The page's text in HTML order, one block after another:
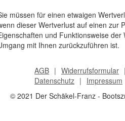
müssen für einen etwaigen
dieser Wertverlust auf einen zur
und Funktionsweise der
mit Ihnen zurückzuführen ist.
AGB Widerrufsformular
Datenschutz
Impressum
© 2021 Der Schäkel-Franz -